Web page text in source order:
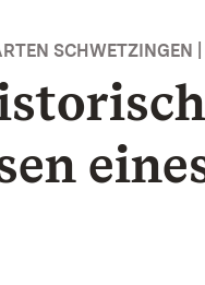
SCHWETZINGEN